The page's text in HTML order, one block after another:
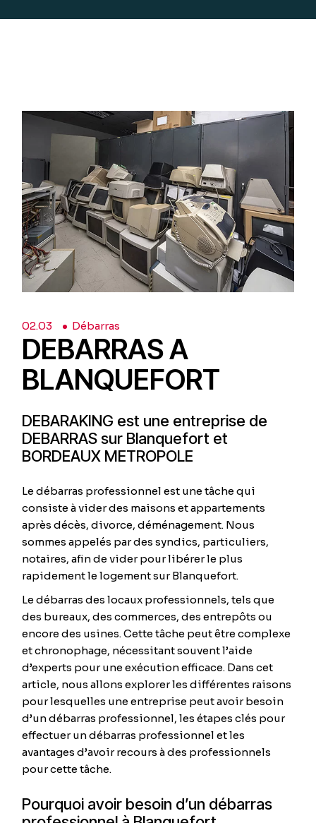
02.03 Débarras
DEBARRAS A
BLANQUEFORT
DEBARAKING est une entreprise de
DEBARRAS sur Blanquefort et
BORDEAUX METROPOLE
Le débarras professionnel est une tâche qui
consiste à vider des maisons et appartements
après décès, divorce, déménagement. Nous
sommes appelés par des syndics, particuliers,
notaires, afin de vider pour libérer le plus
rapidement le logement sur Blanquefort.
Le débarras des locaux professionnels, tels que
des bureaux, des commerces, des entrepôts ou
encore des usines. Cette tâche peut être complexe
et chronophage, nécessitant souvent l’aide
d’experts pour une exécution efficace. Dans cet
article, nous allons explorer les différentes raisons
pour lesquelles une entreprise peut avoir besoin
d’un débarras professionnel, les étapes clés pour
effectuer un débarras professionnel et les
avantages d’avoir recours à des professionnels
pour cette tâche.
Pourquoi avoir besoin d’un débarras